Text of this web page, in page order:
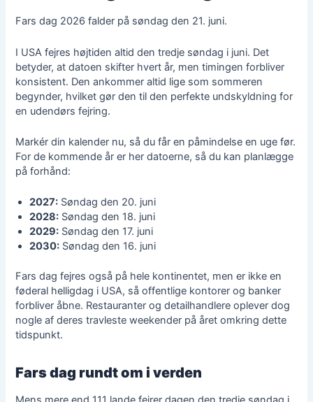
Fars dag 2026 falder på søndag den 21. juni.
I USA fejres højtiden altid den tredje søndag i juni. Det
betyder, at datoen skifter hvert år, men timingen forbliver
konsistent. Den ankommer altid lige som sommeren
begynder, hvilket gør den til den perfekte undskyldning for
en udendørs fejring.
Markér din kalender nu, så du får en påmindelse en uge før.
For de kommende år er her datoerne, så du kan planlægge
på forhånd:
2027: Søndag den 20. juni
2028: Søndag den 18. juni
2029: Søndag den 17. juni
2030: Søndag den 16. juni
Fars dag fejres også på hele kontinentet, men er ikke en
føderal helligdag i USA, så offentlige kontorer og banker
forbliver åbne. Restauranter og detailhandlere oplever dog
nogle af deres travleste weekender på året omkring dette
tidspunkt.
Fars dag rundt om i verden